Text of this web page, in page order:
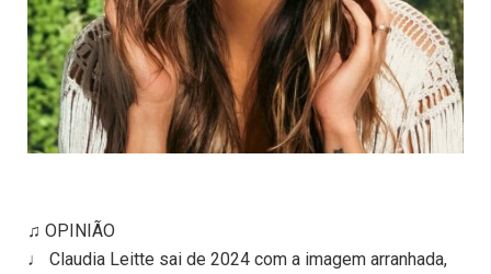
♫ OPINIÃO
♩ Claudia Leitte sai de 2024 com a imagem arranhada,